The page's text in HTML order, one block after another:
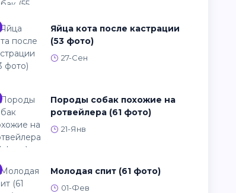
Яйца кота после кастрации
(53 фото)
27-Сен
Породы собак похожие на
ротвейлера (61 фото)
21-Янв
Молодая спит (61 фото)
01-Фев